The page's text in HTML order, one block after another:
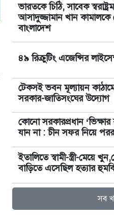
ভারতকে চিঠি, সাবেক
আসাদুজ্জামান খান
বাংলাদেশ
৪৯ রিক্রুটিং এজেন্সির
টেকসই ভবন মূল্যায়ন কাঠামো
সরকার-জাতিসংঘের উদ্যোগ
কোনো সরকারপ্রধান ‘ভিক্ষার
যান না : চীন সফর নিয়ে
ইতালিতে স্বামী-স্ত্রী-মেয়ে
বাড়িতে এসেছিল হত্যার
সব